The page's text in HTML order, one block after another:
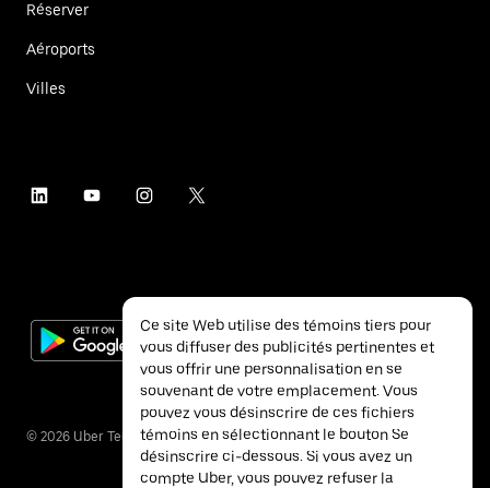
Réserver
Aéroports
Villes
© 2026 Uber Technologies inc.
Ce site Web utilise des témoins tiers pour
vous diffuser des publicités pertinentes et
vous offrir une personnalisation en se
souvenant de votre emplacement. Vous
pouvez vous désinscrire de ces fichiers
témoins en sélectionnant le bouton Se
désinscrire ci-dessous. Si vous avez un
compte Uber, vous pouvez refuser la